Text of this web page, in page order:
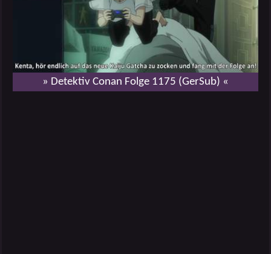
» Detektiv Conan Folge 1175 (GerSub) «